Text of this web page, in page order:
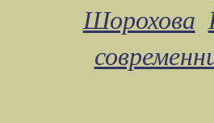
Шорохова